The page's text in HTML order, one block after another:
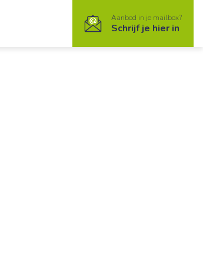
Aanbod in je mailbox?
Schrijf je hier in